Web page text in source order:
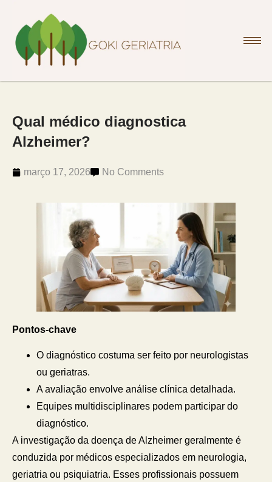
Qual médico diagnostica
Alzheimer?
março 17, 2026 No Comments
Pontos-chave
O diagnóstico costuma ser feito por neurologistas
ou geriatras.
A avaliação envolve análise clínica detalhada.
Equipes multidisciplinares podem participar do
diagnóstico.
A investigação da doença de Alzheimer geralmente é
conduzida por médicos especializados em neurologia,
geriatria ou psiquiatria. Esses profissionais possuem